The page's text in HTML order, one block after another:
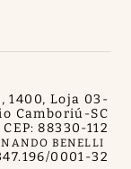
BENELLI
1400, Loja 03 -
Camboriú-SC
CEP: 88330-112
0001-32